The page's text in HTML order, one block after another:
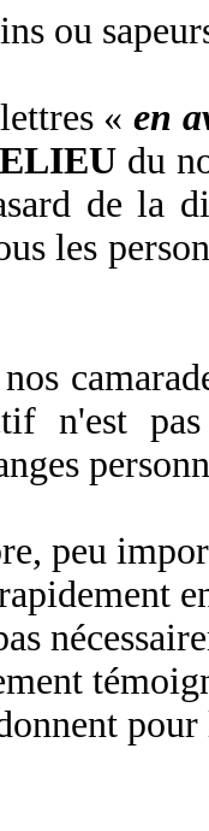
ou
lettres «en
du
de la
les
n'est pas
peu